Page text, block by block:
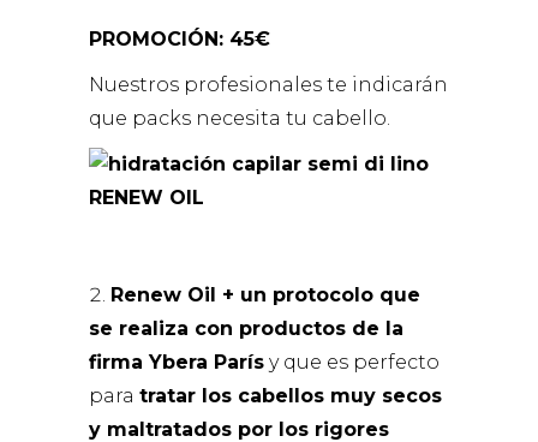
PROMOCIÓN: 45€
Nuestros profesionales te indicarán
que packs necesita tu cabello.
RENEW OIL
Renew Oil + un protocolo que
se realiza con productos de la
firma Ybera París y que es perfecto
para tratar los cabellos muy secos
y maltratados por los rigores